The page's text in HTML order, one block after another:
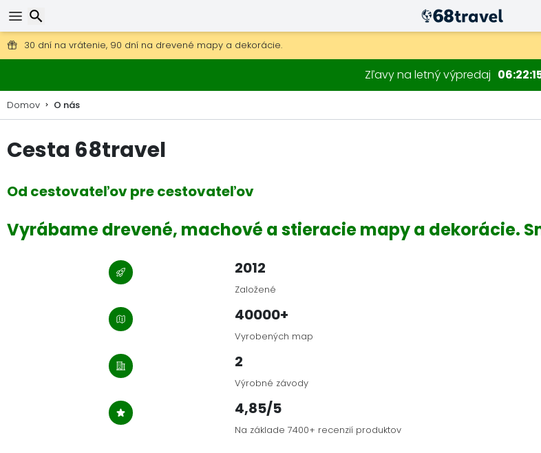
Poštovné zdarma na objednávky nad 49 €.
30 dní na vrátenie, 90 dní na drevené mapy a dekorácie.
Zľavy na letný výpredaj 06 22
Domov O nás
Cesta 68travel
Od cestovateľov pre cestovateľov
Vyrábame drevené, machové a stieracie mapy a dekorácie.
2012
Založené
40000+
Vyrobených map
2
Výrobné závody
4,85/5
Na základe 7400+ recenzií produktov